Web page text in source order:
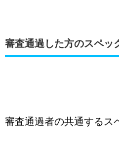
審査通過した方のスペッ
審査通過者の共通するス